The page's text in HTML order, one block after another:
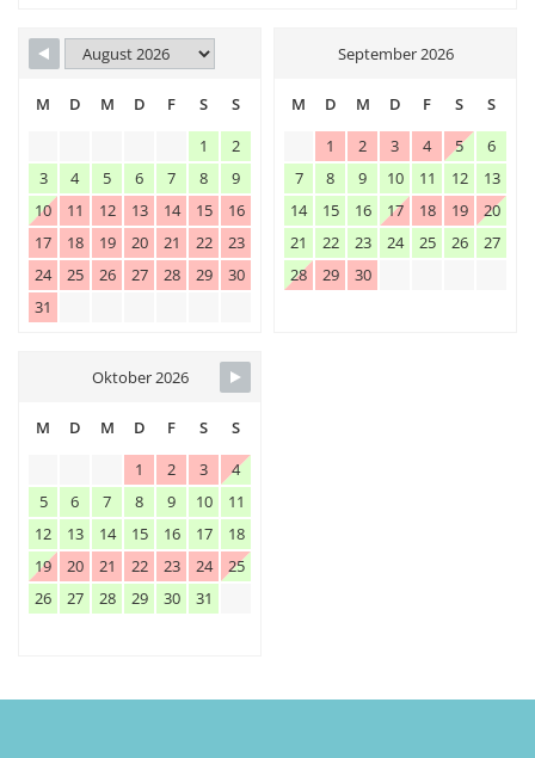
M D M D F S
S
1
2
3
4 5 6 7 8
9
10
11 12 13 14 15
16
17
18 19 20 21 22
23
24
25 26 27 28 29
30
31
September 2026
M D M D F S
S
1
2 3 4 5
6
7
8 9 10 11 12
13
14
15 16 17 18 19
20
21
22 23 24 25 26
27
28
29 30
Oktober 2026
M D M D F S
S
1
2 3
4
5
6 7 8 9 10
11
12
13 14 15 16 17
18
19
20 21 22 23 24
25
26
27 28 29 30 31